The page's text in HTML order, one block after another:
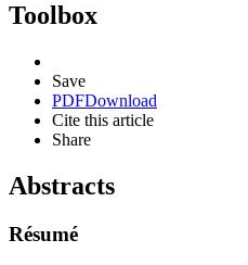
Toolbox
Save
PDFDownload
Cite this article
Share
Abstracts
Résumé